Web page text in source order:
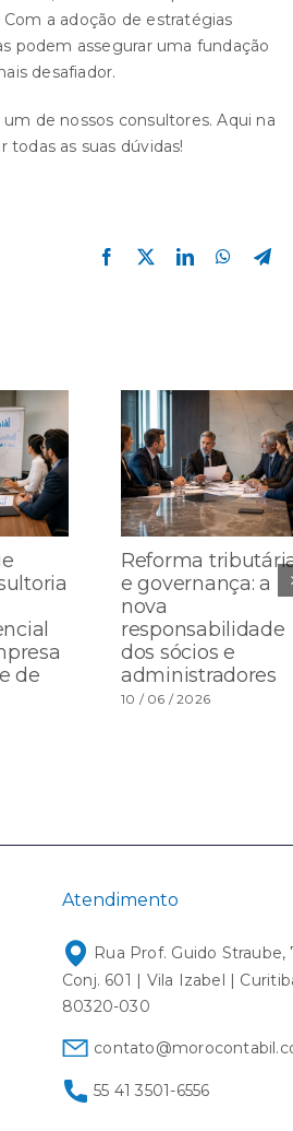
a adoção de estratégias
podem assegurar uma fundação
desafiador.
de nossos consultores. Aqui na
todas as suas dúvidas!
Facebook LinkedIn
de
Reforma
e governança: a
nova
responsabilidade
dos sócios e
administradores
10 / 06 / 2026
Atendimento
Rua Prof. Guido Straube,
Conj. 601 | Vila Izabel |
80320-030
55 41 3501-6556